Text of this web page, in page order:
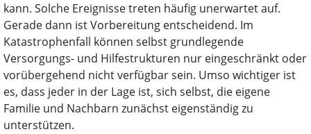
kann. Solche Ereignisse treten häufig unerwartet auf.
Gerade dann ist Vorbereitung entscheidend. Im
Katastrophenfall können selbst grundlegende
Versorgungs- und Hilfestrukturen nur eingeschränkt oder
vorübergehend nicht verfügbar sein. Umso wichtiger ist
es, dass jeder in der Lage ist, sich selbst, die eigene
Familie und Nachbarn zunächst eigenständig zu
unterstützen.